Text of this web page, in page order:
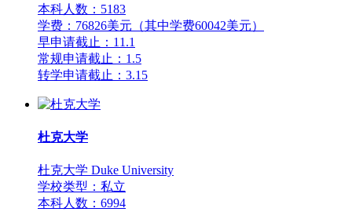
本科人数：5183
学费：76826美元（其中学费60042美元）
早申请截止：11.1
常规申请截止：1.5
转学申请截止：3.15
杜克大学
杜克大学 Duke University
学校类型：私立
本科人数：6994